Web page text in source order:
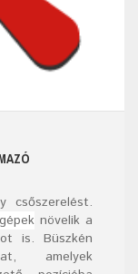
csőszerelést.
gépeknövelik a
is. Büszkén
amelyek